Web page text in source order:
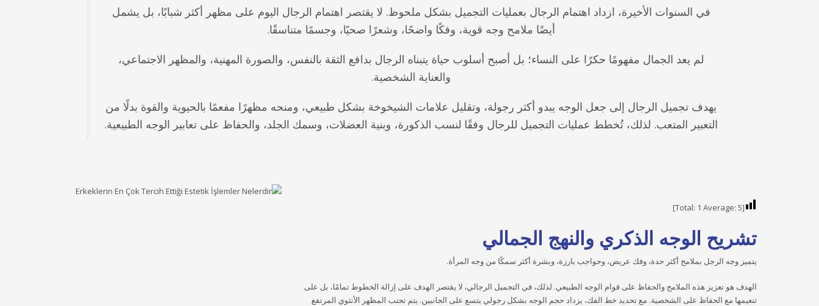
في السنوات الأخيرة، ازداد اهتمام الرجال بعمليات التجميل بشكل ملحوظ. لا يقتصر اهتمام الرجال اليوم على مظهر أكثر شبابًا، بل يشمل
أيضًا ملامح وجه قوية، وفكًا واضحًا، وشعرًا صحيًا، وجسمًا متناسقًا.
لم يعد الجمال مفهومًا حكرًا على النساء؛ بل أصبح أسلوب حياة يتبناه الرجال بدافع الثقة بالنفس، والصورة المهنية، والمظهر الاجتماعي،
والعناية الشخصية.
يهدف تجميل الرجال إلى جعل الوجه يبدو أكثر رجولة، وتقليل علامات الشيخوخة بشكل طبيعي، ومنحه مظهرًا مفعمًا بالحيوية والقوة بدلًا من
التعبير المتعب. لذلك، تُخطط عمليات التجميل للرجال وفقًا لنسب الذكورة، وبنية العضلات، وسمك الجلد، والحفاظ على تعابير الوجه الطبيعية.
[Total:
1 Average: 5
]
تشريح الوجه الذكري والنهج الجمالي
يتميز وجه الرجل بملامح أكثر حدة، وفك عريض، وحواجب بارزة، وبشرة أكثر سمكًا من وجه المرأة.
الهدف هو تعزيز هذه الملامح والحفاظ على قوام الوجه الطبيعي. لذلك، في التجميل الرجالي، لا يقتصر الهدف على إزالة الخطوط تمامًا، بل على
تنعيمها مع الحفاظ على الشخصية. مع تحديد خط الفك، يزداد حجم الوجه بشكل رجولي يتسع على الجانبين. يتم تجنب المظهر الأنثوي المرتفع